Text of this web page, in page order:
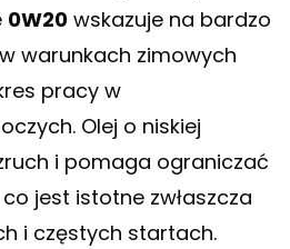
0W20 wskazuje na bardzo
warunkach zimowych
pracy w
Olej o niskiej
i pomaga ograniczać
jest istotne zwłaszcza
i częstych startach.